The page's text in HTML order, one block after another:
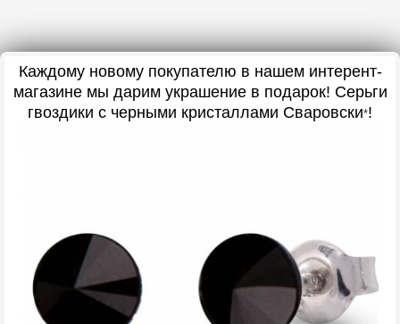
Каждому новому покупателю в нашем интерент-
магазине мы дарим украшение в подарок! Серьги
гвоздики с черными кристаллами Сваровски*!